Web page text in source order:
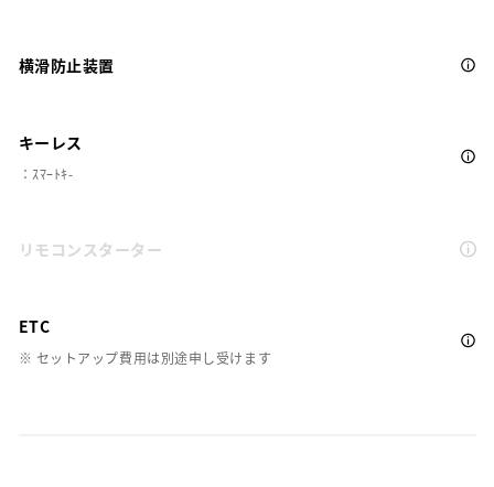
横滑防止装置
キーレス
：ｽﾏｰﾄｷ-
リモコンスターター
ETC
※ セットアップ費用は別途申し受けます